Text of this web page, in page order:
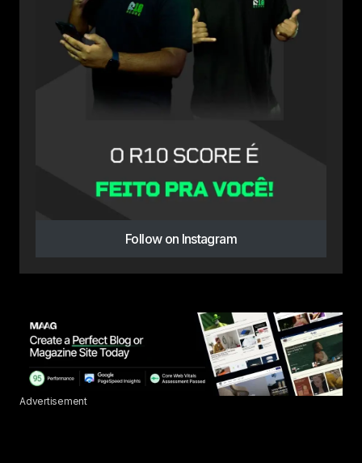
Follow on Instagram
Advertisement